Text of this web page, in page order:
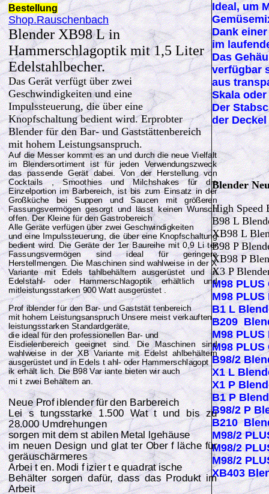
Bestellung
Shop.Rauschenbach
Blender XB98 L in
Hammerschlagoptik mit 1,5 Liter
Edelstahlbecher.
Das Gerät verfügt über zwei
Geschwindigkeiten und eine
Impulssteuerung, die über eine
Knopfschaltung bedient wird. Erprobter
Blender für den Bar- und Gaststättenbereich
mit hohem Leistungsanspruch.
Auf die Messer kommt es an und durch die neue Vielfalt
im Blendersortiment ist für jeden Verwendungszweck
das passende Gerät dabei. Von der Herstellung von
Cocktails , Smoothies und Milchshakes für die
Einzelportion im Barbereich, ist bis zum Einsatz in der
Großküche bei Suppen und Saucen mit größeren
Fassungsvermögen gesorgt und lässt keinen Wunsch
offen. Der Kleine für den Gastrobereich
Alle Geräte verfügen über zwei Geschwindigkeiten
und eine Impulssteuerung, die über eine Knopfschaltung
bedient wird. Die Geräte der 1er Baureihe mit 0,9 Li ter
Fassungsvermögen sind ideal für geringere
Herstellmengen. Die Maschinen sind wahlweise in der X
Variante mit Edels tahlbehältern ausgerüstet und in
Edelstahl- oder Hammerschlagoptik erhältlich und
mitleistungsstarken 900 Watt ausgerüstet .
Prof iblender für den Bar- und Gaststät tenbereich
mit hohem Leistungsanspruch Unsere meist verkauften ,
leistungsstarken Standardgeräte,
die ideal für den professionellen Bar- und
Eisdielenbereich geeignet sind. Die Maschinen sind
wahlweise in der XB Variante mit Edelst ahlbehältern
ausgerüstet und in Edels t ahl- oder Hammerschlagopt
ik erhält lich. Die B98 Var iante bieten wir auch
mi t zwei Behältern an.
Neue Prof iblender für den Barbereich
Lei s tungsstarke 1.500 Wat t und bis zu
28.000 Umdrehungen
sorgen mit dem st abilen Metal lgehäuse
im neuen Design und glat ter Ober f läche für
geräuschärmeres
Arbei t en. Modi f izier t e quadrat ische
Behälter sorgen dafür, dass das Produkt im
Arbeit
Ideal, um
Dank
im
Das
verfügbar
aus
Skala
Der
der
Blender
High Speed
B98 L
XB98 L
B98 P
XB98 P
X3 P
M98 PLUS
M98
B1 L
B209
M98 PLUS
M98 PLUS
B98/2
X1 L
X1 P
B1 P
B98/2 P
B210
M98/2
M98/2
M98/2
XB403